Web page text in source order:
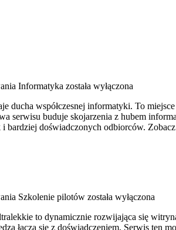
Informatyka została wyłączona
ducha współczesnej informatyki. To
serwisu buduje skojarzenia z hubem
bardziej doświadczonych odbiorców.
Szkolenie pilotów została wyłączona
to dynamicznie rozwijająca się
łączą się z doświadczeniem. Serwis